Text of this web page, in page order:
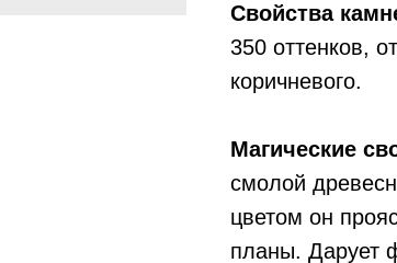
Свойства
350 оттенков,
коричневого.
Магические
смолой
цветом он
планы. Дарует